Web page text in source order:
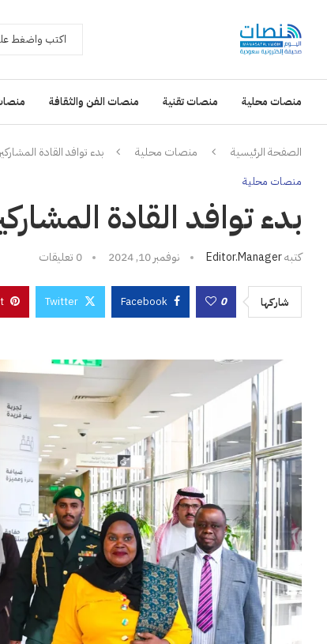
منصات محلية منصات تقنية منصات الفن والثقافة
الصفحة الرئيسية منصات محلية بدء توافد القادة
منصات محلية
بدء توافد القادة
كتبهEditor.manager نوفمبر 10, 2024 0 تعليقات
شاركها 0
Facebook
Twitter